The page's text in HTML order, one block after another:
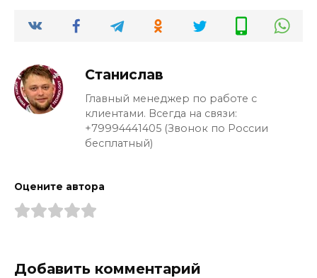
Станислав
Главный менеджер по работе с
клиентами. Всегда на связи:
+79994441405 (Звонок по России
бесплатный)
Оцените автора
Добавить комментарий